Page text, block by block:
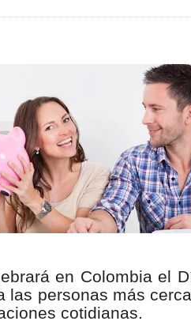
de Pereira continúa
potable transforma la vida de
vulnerable en Tuluá
en Colombia el
las personas más
cotidianas.